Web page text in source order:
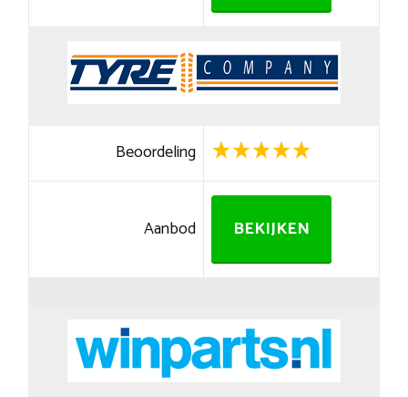
Beoordeling
Aanbod BEKIJKEN